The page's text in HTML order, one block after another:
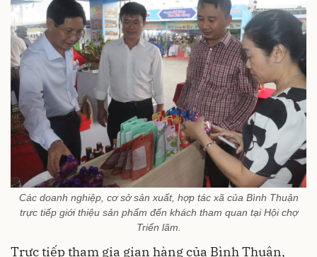
Các doanh nghiệp, cơ sở sản xuất, hợp tác xã của Bình Thuận
trực tiếp giới thiệu sản phẩm đến khách tham quan tại Hội chợ
Triển lãm.
Trực tiếp tham gia gian hàng của Bình Thuận,